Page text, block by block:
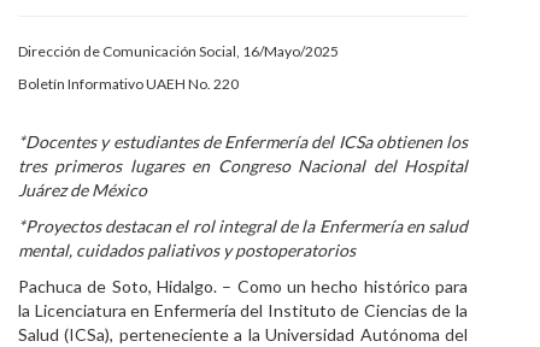
Acreditación Internacional
Aspirantes
Personal
Alumni
Visitantes
Dirección de Comunicación Social, 16/Mayo/2025
Boletín Informativo UAEH No. 220
*Docentes y estudiantes de Enfermería del ICSa obtienen los
tres primeros lugares en Congreso Nacional del Hospital
Juárez de México
*Proyectos destacan el rol integral de la Enfermería en salud
mental, cuidados paliativos y postoperatorios
Pachuca de Soto, Hidalgo. – Como un hecho histórico para
la Licenciatura en Enfermería del Instituto de Ciencias de la
Salud (ICSa), perteneciente a la Universidad Autónoma del